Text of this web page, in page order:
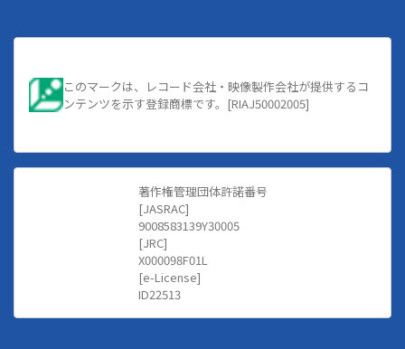
このマークは、レコード会社・映像製作会社が提供するコ
ンテンツを示す登録商標です。[RIAJ50002005]
著作権管理団体許諾番号
[JASRAC]
9008583139Y30005
[JRC]
X000098F01L
[e-License]
ID22513